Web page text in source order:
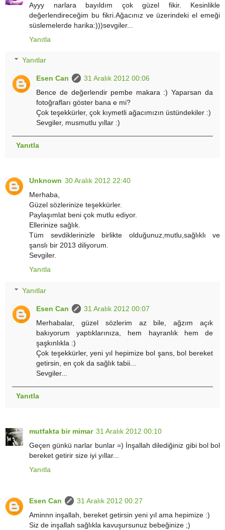
Ayyy narlara bayıldım çok güzel fikir. Kesinlikle
değerlendireceğim bu fikri.Ağacınız ve üzerindeki el emeği
süslemelerde harika:)))sevgiler...
Yanıtla
Yanıtlar
Esen Can
31 Aralık 2012 00:06
Bence de değerlendir pembe makara :) Yaparsan da
fotoğrafları göster bana e mi?
Çok teşekkürler, çok kıymetli ağacımızın üstündekiler :)
Sevgiler, musmutlu yıllar :)
Yanıtla
Unknown 30 Aralık 2012 22:40
Merhaba,
Güzel sözlerinize teşekkürler.
Paylaşımlat beni çok mutlu ediyor.
Ellerinize sağlık.
Tüm sevdiklerinizle birlikte olduğunuz,mutlu,sağlıklı ve
şanslı bir 2013 diliyorum.
Sevgiler.
Yanıtla
Yanıtlar
Esen Can
31 Aralık 2012 00:07
Merhabalar, güzel sözlerim az bile, ağzım açık
bakıyorum yaptıklarınıza, hem hayranlık hem de
şaşkınlıkla :)
Çok teşekkürler, yeni yıl hepimize bol şans, bol bereket
getirsin, en çok da sağlık tabii...
Sevgiler...
Yanıtla
mutfakta bir mimar 31 Aralık 2012 00:10
Geçen günkü narlar bunlar =) İnşallah dilediğiniz gibi bol bol
bereket getirir size iyi yıllar...
Yanıtla
Esen Can
31 Aralık 2012 00:27
Aminnn inşallah, bereket getirsin yeni yıl ama hepimize :)
Siz de inşallah sağlıkla kavuşursunuz bebeğinize ;)